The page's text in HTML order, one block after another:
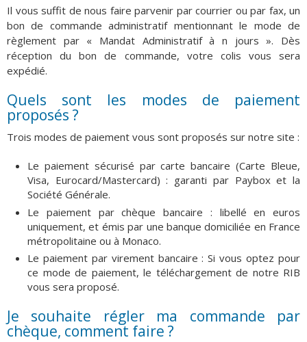
Il vous suffit de nous faire parvenir par courrier ou par fax, un
bon de commande administratif mentionnant le mode de
règlement par « Mandat Administratif à n jours ». Dès
réception du bon de commande, votre colis vous sera
expédié.
Quels sont les modes de paiement
proposés ?
Trois modes de paiement vous sont proposés sur notre site :
Le paiement sécurisé par carte bancaire (Carte Bleue,
Visa, Eurocard/Mastercard) : garanti par Paybox et la
Société Générale.
Le paiement par chèque bancaire : libellé en euros
uniquement, et émis par une banque domiciliée en France
métropolitaine ou à Monaco.
Le paiement par virement bancaire : Si vous optez pour
ce mode de paiement, le téléchargement de notre RIB
vous sera proposé.
Je souhaite régler ma commande par
chèque, comment faire ?